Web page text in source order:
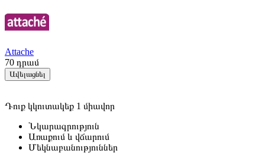
Attache
70 դրամ
Ավելացնել
Դուք կկուտակեք 1 միավոր
Նկարագրություն
Առաքում և վճարում
Մեկնաբանություններ